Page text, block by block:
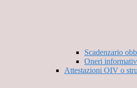
Scadenzario
Oneri
Attestazioni OIV o